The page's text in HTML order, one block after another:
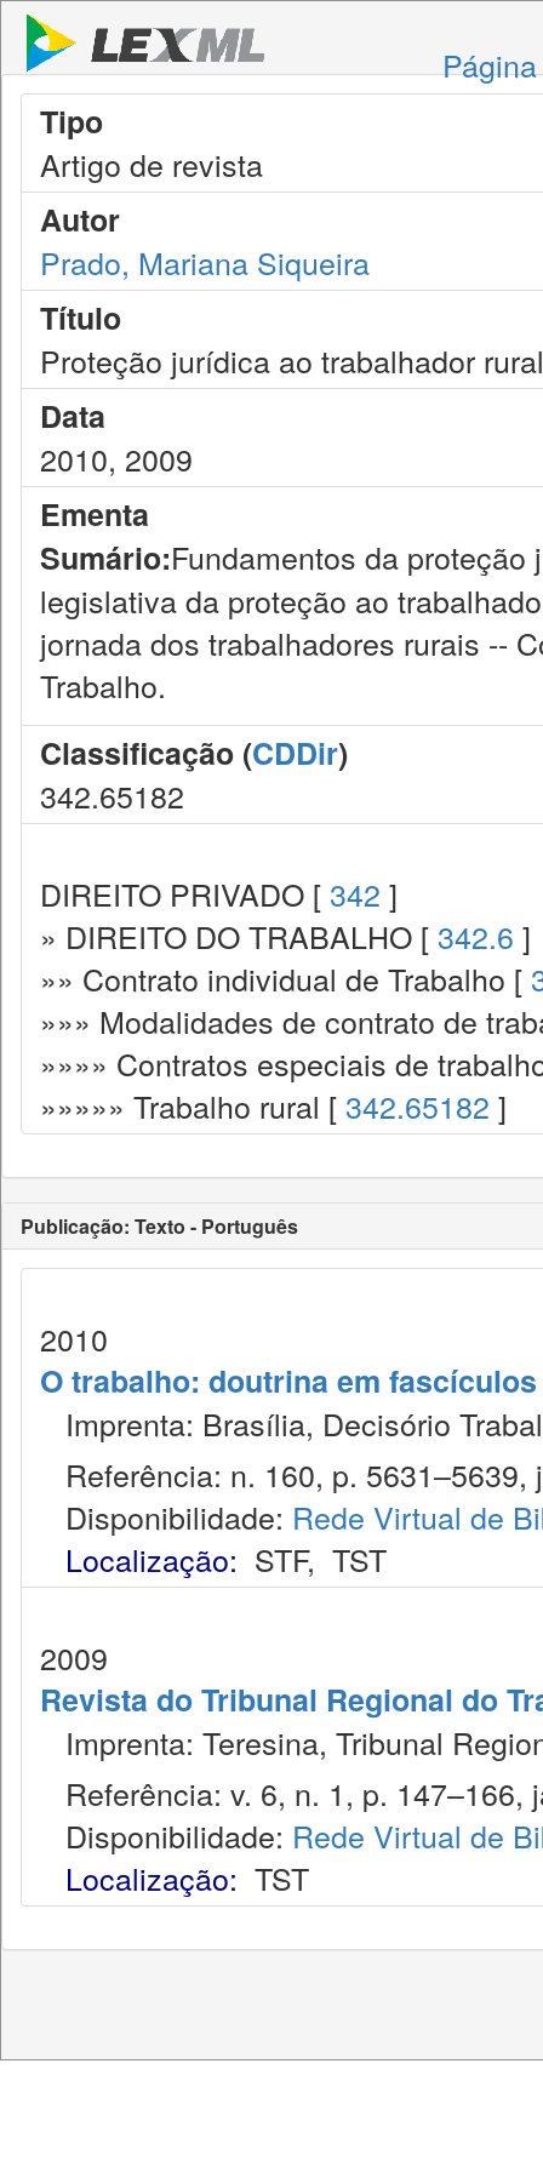
Tipo
Artigo de revista
Autor
Prado, Mariana Siqueira
Título
Proteção jurídica ao trabalhador
Data
2010, 2009
Ementa
Sumário:Fundamentos da
legislativa da proteção ao
jornada dos trabalhadores rurais --
Trabalho.
Classificação (CDDir)
342.65182
DIREITO PRIVADO [ 342 ]
» DIREITO DO TRABALHO [ 342.6 ]
»» Contrato individual de Trabalho [
»»» Modalidades de contrato de
»»»» Contratos especiais de
»»»»» Trabalho rural [ 342.65182 ]
Publicação: Texto - Português
2010
O trabalho: doutrina em
Imprenta: Brasília, Decisório
Referência: n. 160, p. 5631–5639,
Disponibilidade: Rede Virtual de
Localização: STF, TST
2009
Revista do Tribunal Regional do
Imprenta: Teresina, Tribunal
Referência: v. 6, n. 1, p. 147–166,
Disponibilidade: Rede Virtual de
Localização: TST